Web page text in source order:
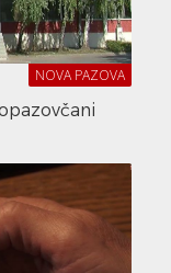
NOVA PAZOVA